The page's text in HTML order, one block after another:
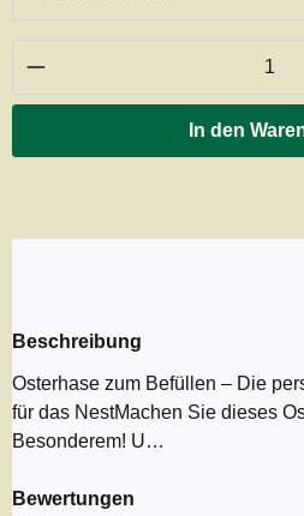
Produkt Anzahl: Gib
In den
Beschreibung
Osterhase zum Befüllen – Die
für das NestMachen Sie dieses
Besonderem! U…
Bewertungen